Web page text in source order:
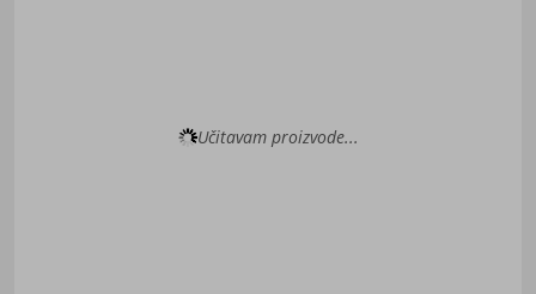
Učitavam proizvode...